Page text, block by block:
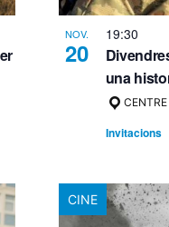
NOV.
20
19:30
una
Invitacions
CINE